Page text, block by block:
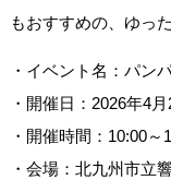
もおすすめの、ゆっ
・イベント名：パン
・開催日：2026年4
・開催時間：10:00～
・会場：北九州市立